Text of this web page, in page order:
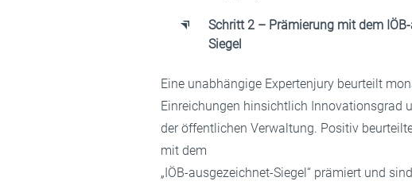
Schritt 2 – Prämierung mit dem
Siegel
Eine unabhängige Expertenjury beurteilt
Einreichungen hinsichtlich Innovationsgrad
der öffentlichen Verwaltung. Positiv
mit dem
„IÖB-ausgezeichnet-Siegel“ prämiert und